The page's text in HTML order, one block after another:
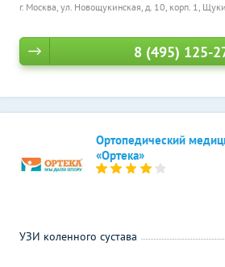
г. Москва, ул. Новощукинская, д. 10, корп. 1,
8 (495) 125-
Ортопедический
«Ортека»
УЗИ коленного сустава